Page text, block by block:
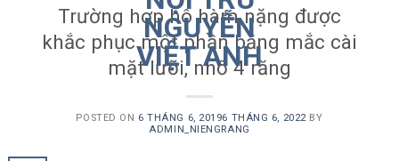
Trường hợp hô hàm nặng được
khắc phục một phần bằng mắc cài
mặt lưỡi, nhổ 4 răng
POSTED ON 6 THÁNG 6, 20196 THÁNG 6, 2022 BY
ADMIN_NIENGRANG